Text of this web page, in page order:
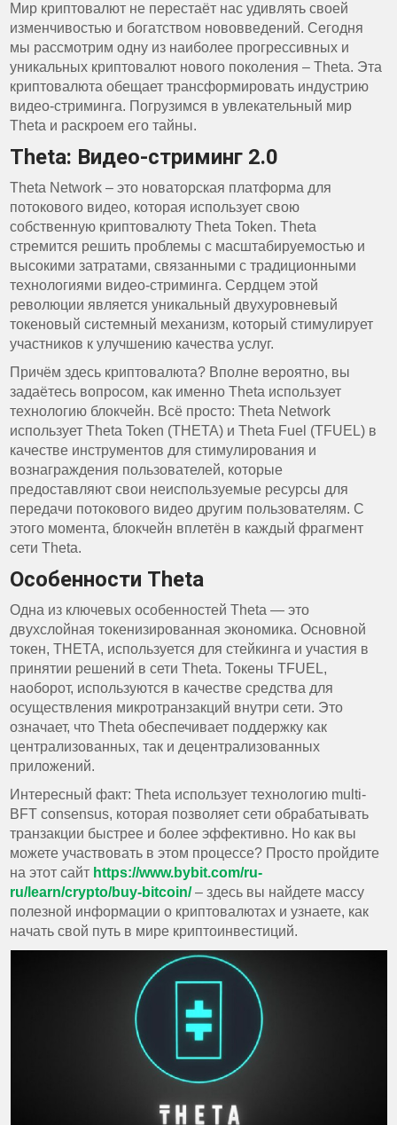
Мир криптовалют не перестаёт нас удивлять своей
изменчивостью и богатством нововведений. Сегодня
мы рассмотрим одну из наиболее прогрессивных и
уникальных криптовалют нового поколения – Theta. Эта
криптовалюта обещает трансформировать индустрию
видео-стриминга. Погрузимся в увлекательный мир
Theta и раскроем его тайны.
Theta: Видео-стриминг 2.0
Theta Network – это новаторская платформа для
потокового видео, которая использует свою
собственную криптовалюту Theta Token. Theta
стремится решить проблемы с масштабируемостью и
высокими затратами, связанными с традиционными
технологиями видео-стриминга. Сердцем этой
революции является уникальный двухуровневый
токеновый системный механизм, который стимулирует
участников к улучшению качества услуг.
Причём здесь криптовалюта? Вполне вероятно, вы
задаётесь вопросом, как именно Theta использует
технологию блокчейн. Всё просто: Theta Network
использует Theta Token (THETA) и Theta Fuel (TFUEL) в
качестве инструментов для стимулирования и
вознаграждения пользователей, которые
предоставляют свои неиспользуемые ресурсы для
передачи потокового видео другим пользователям. С
этого момента, блокчейн вплетён в каждый фрагмент
сети Theta.
Особенности Theta
Одна из ключевых особенностей Theta — это
двухслойная токенизированная экономика. Основной
токен, THETA, используется для стейкинга и участия в
принятии решений в сети Theta. Токены TFUEL,
наоборот, используются в качестве средства для
осуществления микротранзакций внутри сети. Это
означает, что Theta обеспечивает поддержку как
централизованных, так и децентрализованных
приложений.
Интересный факт: Theta использует технологию multi-
BFT consensus, которая позволяет сети обрабатывать
транзакции быстрее и более эффективно. Но как вы
можете участвовать в этом процессе? Просто пройдите
на этот сайт https://www.bybit.com/ru-
ru/learn/crypto/buy-bitcoin/– здесь вы найдете массу
полезной информации о криптовалютах и узнаете, как
начать свой путь в мире криптоинвестиций.